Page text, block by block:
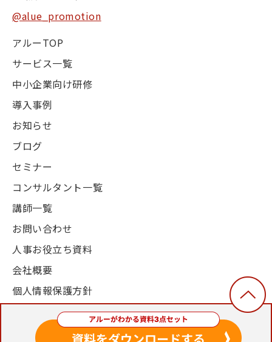
@alue_promotion
アルーTOP
サービス一覧
中小企業向け研修
導入事例
お知らせ
ブログ
セミナー
コンサルタント一覧
講師一覧
お問い合わせ
人事お役立ち資料
会社概要
個人情報保護方針